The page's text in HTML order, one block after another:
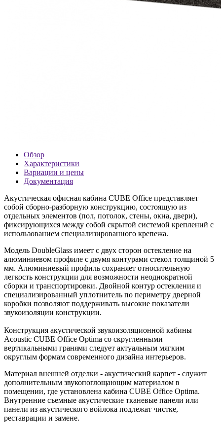
Обзор
Характеристики
Вариации и цены
Документация
Акустическая офисная кабина CUBE Office представляет
собой сборно-разборную конструкцию, состоящую из
отдельных элементов (пол, потолок, стены, окна, двери),
фиксирующихся между собой скрытой системой креплений с
использованием специализированного крепежа.
Модель DoubleGlass имеет с двух сторон остекление на
алюминиевом профиле с двумя контурами стекол толщиной 5
мм. Алюминиевый профиль сохраняет относительную
легкость конструкции для возможности неоднократной
сборки и транспортировки. Двойной контур остекления и
специализированный уплотнитель по периметру дверной
коробки позволяют поддерживать высокие показатели
звукоизоляции конструкции.
Конструкция акустической звукоизоляционной кабины
Acoustic CUBE Office Optima со скругленными
вертикальными гранями следует актуальным мягким
округлым формам современного дизайна интерьеров.
Материал внешней отделки - акустический карпет - служит
дополнительным звукопоглощающим материалом в
помещении, где установлена кабина CUBE Office Optima.
Внутренние съемные акустические тканевые панели или
панели из акустического войлока подлежат чистке,
реставрации и замене.